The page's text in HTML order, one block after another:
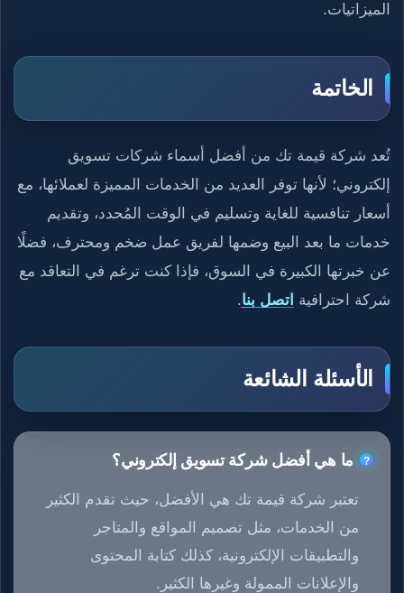
الميزاتيات.
الخاتمة
تُعد شركة قيمة تك من أفضل أسماء شركات تسويق
إلكتروني؛ لأنها توفر العديد من الخدمات المميزة لعملائها، مع
أسعار تنافسية للغاية وتسليم في الوقت المُحدد، وتقديم
خدمات ما بعد البيع وضمها لفريق عمل ضخم ومحترف، فضلًا
عن خبرتها الكبيرة في السوق، فإذا كنت ترغم في التعاقد مع
شركة احترافية
اتصل بنا.
الأسئلة الشائعة
ما هي أفضل شركة تسويق إلكتروني؟
تعتبر شركة قيمة تك هي الأفضل، حيث تقدم الكثير
من الخدمات، مثل تصميم المواقع والمتاجر
والتطبيقات الإلكترونية، كذلك كتابة المحتوى
والإعلانات الممولة وغيرها الكثير.